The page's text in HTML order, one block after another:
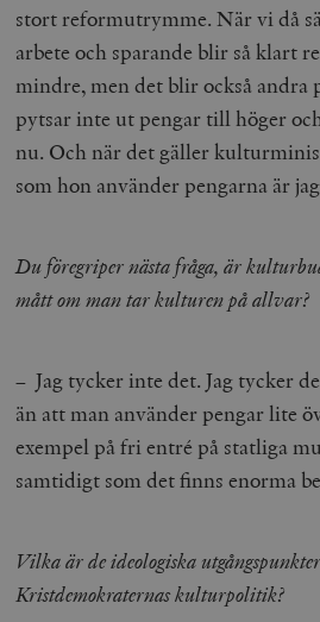
stort reformutrymme. När vi då
arbete och sparande blir så klart
mindre, men det blir också
pytsar inte ut pengar till höger
nu. Och när det gäller
som hon använder pengarna är
Du föregriper nästa fråga, är
mått om man tar kulturen på allvar?
– Jag tycker inte det. Jag tycker
än att man använder pengar lite
exempel på fri entré på statliga
samtidigt som det finns enorma
Vilka är de ideologiska
Kristdemokraternas kulturpolitik?